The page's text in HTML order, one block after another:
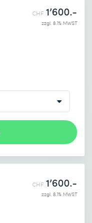
CHF 1’600.-
zzgl. 8.1% MWST
CHF 1’600.-
zzgl. 8.1% MWST